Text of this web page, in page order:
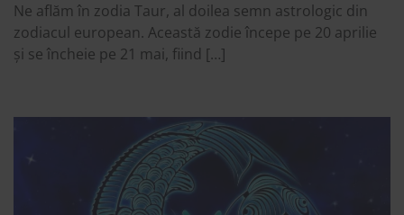
Ne aflăm în zodia Taur, al doilea semn astrologic din
zodiacul european. Această zodie începe pe 20 aprilie
și se încheie pe 21 mai, fiind […]